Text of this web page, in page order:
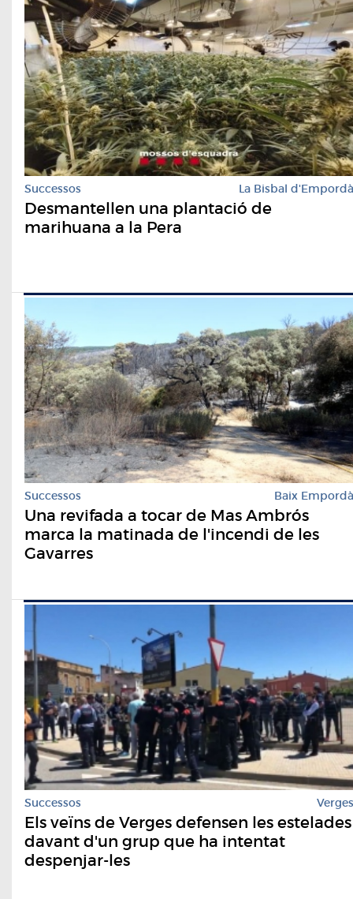
Successos La Bisbal d'Empordà
Desmantellen una plantació de
marihuana a la Pera
Successos Baix Empordà
Una revifada a tocar de Mas Ambrós
marca la matinada de l'incendi de les
Gavarres
Successos Verges
Els veïns de Verges defensen les estelades
davant d'un grup que ha intentat
despenjar-les